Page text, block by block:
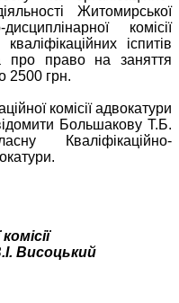
Житомирської
комісії
іспитів
про право на заняття
2500 грн.
комісії адвокатури
Большакову Т.Б.
Кваліфікаційно-
Висоцький